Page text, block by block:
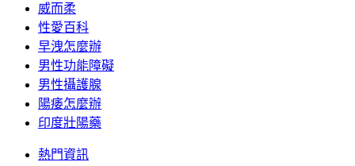
威而柔
性愛百科
早洩怎麼辦
男性功能障礙
男性攝護腺
陽痿怎麼辦
印度壯陽藥
熱門資訊